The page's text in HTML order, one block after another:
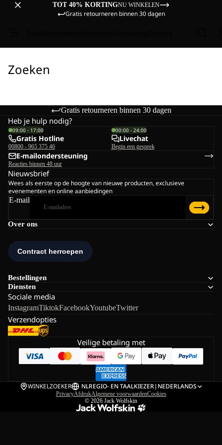
TOT 40% KORTINGNU WINKELEN
Gratis retourneren binnen 30 dagen
Zoeken
Gratis retourneren binnen 30 dagen
Over ons
Bestellingen
Diensten
Sociale media
InstagramTiktokFacebookYoutubeTwitter
Verzendopties
Heb je hulp nodig?
09:00 - 17:00
Gratis Hotline
00800 - 965 375 46
00:00 - 24:00
Livechat
Begin een gesprek
E-mailondersteuning
Reacties binnen 48 uur
Nieuwsbrief
Wees als eerste op de hoogte van nieuwe producten, exclusieve
evenementen en online aanbiedingen
E-mail
Veilige betaling met
WINKELZOEKER NLREGIO- EN TAALKIEZER| NEDERLANDS
PrivacyAfdrukAlgemene voorwaardenCookies
© 2026 Jack Wolfskin